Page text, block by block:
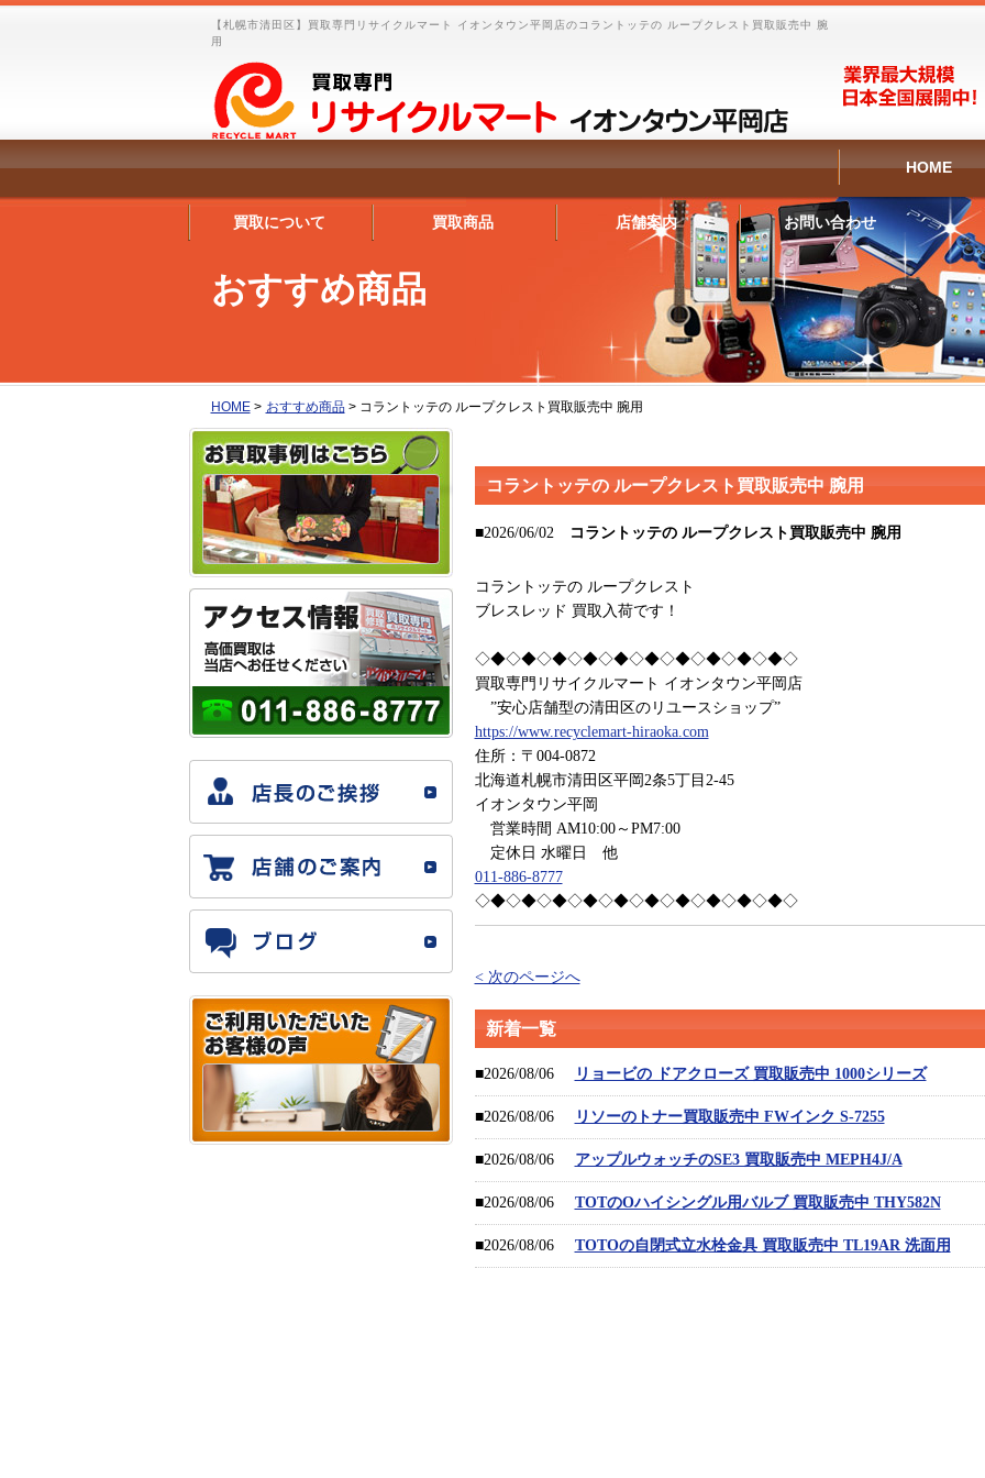
【札幌市清田区】買取専門リサイクルマート イオンタウン平岡店のコラントッテの ループクレスト買取販売中 腕
用
HOME
買取について 買取商品 店舗案内 お問い合わせ
おすすめ商品
HOME> おすすめ商品> コラントッテの ループクレスト買取販売中 腕用
コラントッテの ループクレスト買取販売中 腕用
■2026/06/02 コラントッテの ループクレスト買取販売中 腕用
コラントッテの ループクレスト
ブレスレッド 買取入荷です！
◇◆◇◆◇◆◇◆◇◆◇◆◇◆◇◆◇◆◇◆◇
買取専門リサイクルマート イオンタウン平岡店
”安心店舗型の清田区のリユースショップ”
https://www.recyclemart-hiraoka.com
住所：〒004-0872
北海道札幌市清田区平岡2条5丁目2-45
イオンタウン平岡
営業時間 AM10:00～PM7:00
定休日 水曜日 他
011-886-8777
◇◆◇◆◇◆◇◆◇◆◇◆◇◆◇◆◇◆◇◆◇
< 次のページへ
新着一覧
■2026/08/06 リョービの ドアクローズ 買取販売中 1000シリーズ
■2026/08/06 リソーのトナー買取販売中 FWインク S-7255
■2026/08/06 アップルウォッチのSE3 買取販売中 MEPH4J/A
■2026/08/06 TOTのOハイシングル用バルブ 買取販売中 THY582N
■2026/08/06 TOTOの自閉式立水栓金具 買取販売中 TL19AR 洗面用